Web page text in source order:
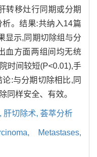
转移灶行同期或分期
。结果:共纳入14篇
显示,同期切除组与分
血方面两组间均无统
时间较短(P<0.01),手
:与分期切除相比,同
同样安全、有效。
肝切除术, 荟萃分析
Metastases,